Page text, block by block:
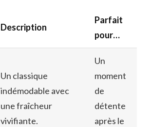
Description
Parfait
pour…
Un classique
indémodable avec
une fraîcheur
vivifiante.
Un
moment
de
détente
après le